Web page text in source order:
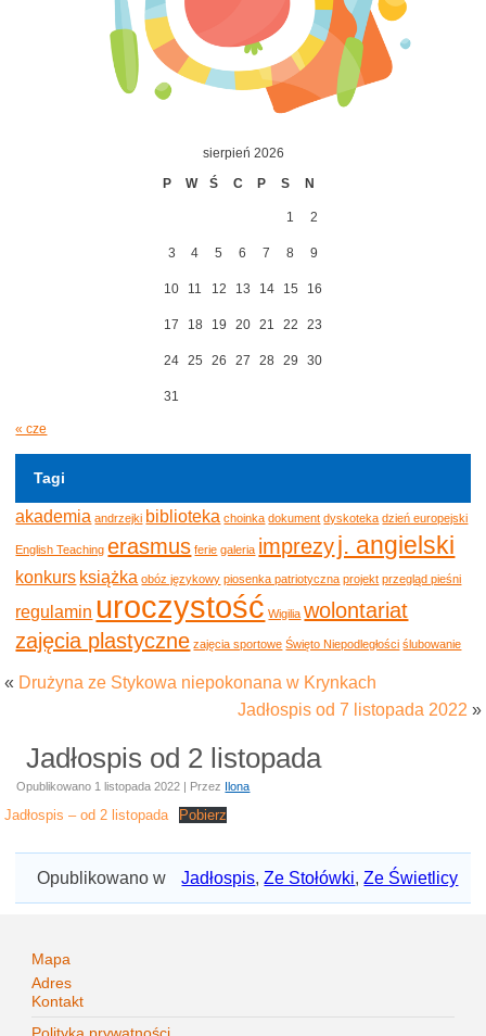
sierpień 2026
P
W Ś C P S N
1 2
3 4 5 6 7 8 9
10 11 12 13 14 15 16
17 18 19 20 21 22 23
24 25 26 27 28 29 30
31
« cze
Tagi
akademia andrzejki biblioteka choinka dokument dyskoteka dzień europejski
English Teaching erasmus ferie galeria imprezyj. angielski
konkurs książka obóz językowy piosenka patriotyczna projekt przegląd pieśni
regulamin uroczystość Wigilia wolontariat
zajęcia plastyczne zajęcia sportowe Święto Niepodległości ślubowanie
« Drużyna ze Stykowa niepokonana w Krynkach
Jadłospis od 7 listopada 2022 »
Jadłospis od 2 listopada
Opublikowano 1 listopada 2022 | Przez Ilona
Jadłospis – od 2 listopada Pobierz
Opublikowano w Jadłospis,Ze Stołówki,Ze Świetlicy
Mapa
Adres
Kontakt
Polityka prywatności